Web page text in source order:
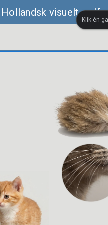
Hollandsk visuelt
Klik én